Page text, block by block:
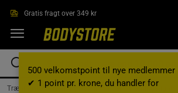
Gratis fragt over 349 kr
500 velkomstpoint til nye medlemmer
✔ 1 point pr. krone, du handler for
Træningstøj /Træningstøj til kvinder / Træningstights